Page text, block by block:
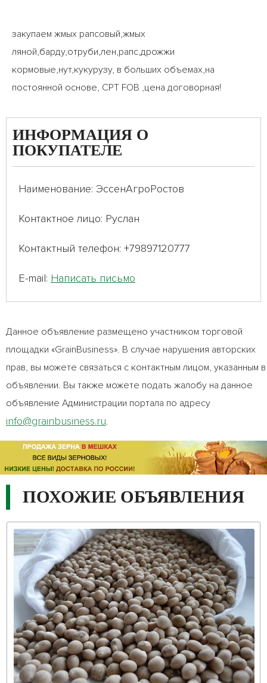
закупаем жмых рапсовый,жмых
ляной,барду,отруби,лен,рапс,дрожжи
кормовые,нут,кукурузу, в больших объемах,на
постоянной основе, CPT FOB ,цена договорная!
ИНФОРМАЦИЯ О
ПОКУПАТЕЛЕ
Наименование: ЭссенАгроРостов
Контактное лицо: Руслан
Контактный телефон: +79897120777
E-mail: Написать письмо
Данное объявление размещено участником торговой
площадки «GrainBusiness». В случае нарушения авторских
прав, вы можете связаться с контактным лицом, указанным в
объявлении. Вы также можете подать жалобу на данное
объявление Администрации портала по адресу
info@grainbusiness.ru.
ПОХОЖИЕ ОБЪЯВЛЕНИЯ